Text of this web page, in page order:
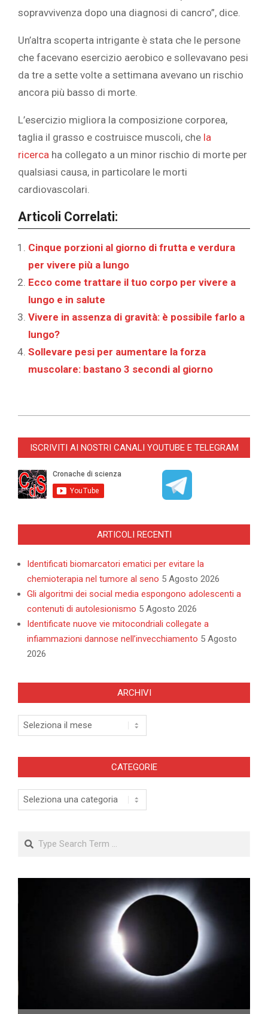
sopravvivenza dopo una diagnosi di cancro”, dice.
Un’altra scoperta intrigante è stata che le persone
che facevano esercizio aerobico e sollevavano pesi
da tre a sette volte a settimana avevano un rischio
ancora più basso di morte.
L’esercizio migliora la composizione corporea,
taglia il grasso e costruisce muscoli, che la
ricerca ha collegato a un minor rischio di morte per
qualsiasi causa, in particolare le morti
cardiovascolari.
Articoli Correlati:
Cinque porzioni al giorno di frutta e verdura
per vivere più a lungo
Ecco come trattare il tuo corpo per vivere a
lungo e in salute
Vivere in assenza di gravità: è possibile farlo a
lungo?
Sollevare pesi per aumentare la forza
muscolare: bastano 3 secondi al giorno
10-
ISCRIVITI AI NOSTRI CANALI YOUTUBE E TELEGRAM
ARTICOLI RECENTI
Identificati biomarcatori ematici per evitare la
chemioterapia nel tumore al seno 5 Agosto 2026
Gli algoritmi dei social media espongono adolescenti a
contenuti di autolesionismo 5 Agosto 2026
Identificate nuove vie mitocondriali collegate a
infiammazioni dannose nell’invecchiamento 5 Agosto
2026
ARCHIVI
Archivi
CATEGORIE
Categorie
Search